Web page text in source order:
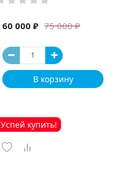
75 000 ₽
60 000 ₽
В корзину
Успей купить!